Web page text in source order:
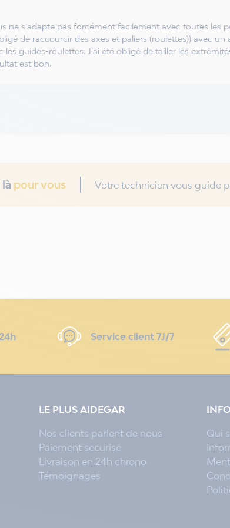
ne s’adapte pas forcément facilement avec toutes
de raccourcir des axes et paliers (roulettes)) avec
guides-roulettes. J’ai été obligé de tailler les
est bon.
pour vous Votre technicien vous guide
Service client 7J/7
LE PLUS AIDEGAR
Nos clients parlent de nous
Paiement securisé
Livraison en 24h chrono
Témoignages
Qui